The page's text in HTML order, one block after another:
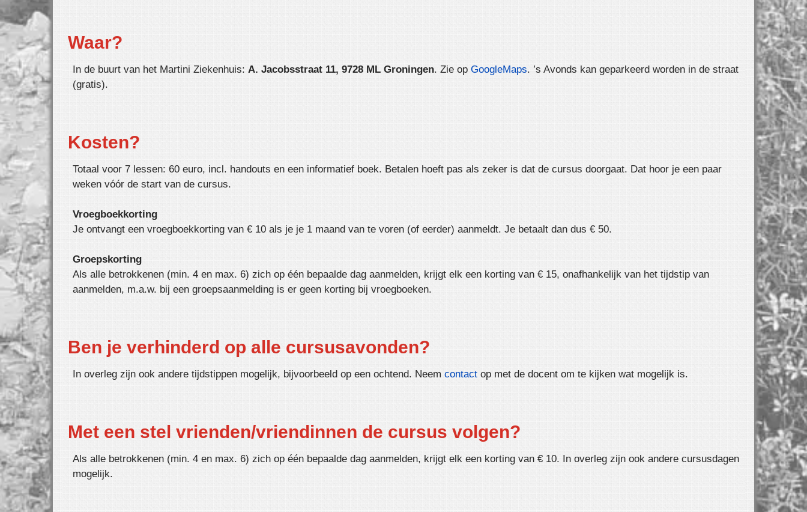
Waar?
In de buurt van het Martini Ziekenhuis: A. Jacobsstraat 11, 9728 ML Groningen. Zie op GoogleMaps. ’s Avonds kan geparkeerd worden in de straat
(gratis).
Kosten?
Totaal voor 7 lessen: 60 euro, incl. handouts en een informatief boek. Betalen hoeft pas als zeker is dat de cursus doorgaat. Dat hoor je een paar
weken vóór de start van de cursus.
Vroegboekkorting
Je ontvangt een vroeg­boek­kor­ting van € 10 als je je 1 maand van te voren (of eerder) aanmeldt. Je betaalt dan dus € 50.
Groepskorting
Als alle betrokkenen (min. 4 en max. 6) zich op één bepaalde dag aanmelden, krijgt elk een korting van € 15, onafhankelijk van het tijdstip van
aanmelden, m.a.w. bij een groepsaanmelding is er geen korting bij vroegboeken.
Ben je verhinderd op alle cursusavonden?
In overleg zijn ook andere tijdstippen mogelijk, bijvoorbeeld op een ochtend. Neem contact op met de docent om te kijken wat mogelijk is.
Met een stel vrienden/vriendinnen de cursus volgen?
Als alle betrokkenen (min. 4 en max. 6) zich op één bepaalde dag aanmelden, krijgt elk een korting van € 10. In overleg zijn ook andere cursusdagen
mogelijk.